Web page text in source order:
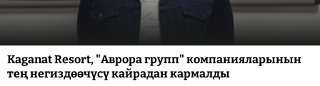
Kaganat Resort, "Аврора групп" компанияларынын
тең негиздөөчүсү кайрадан кармалды